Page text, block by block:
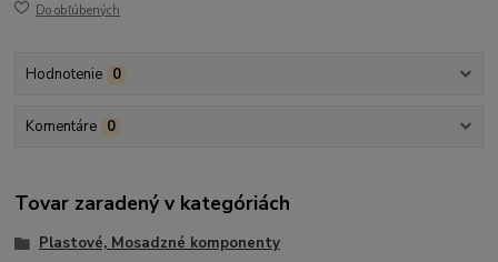
Do obľúbených
Hodnotenie 0
Komentáre 0
Tovar zaradený v kategóriách
Plastové, Mosadzné komponenty